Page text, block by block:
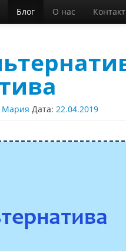
Блог О нас
Мария Дата: 22.04.2019